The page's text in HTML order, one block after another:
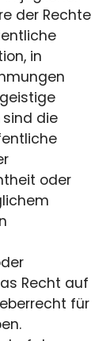
der Rechte
in
sind die
oder
Recht auf
für